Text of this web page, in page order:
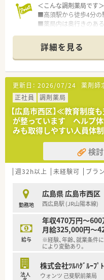
＜こんな調剤薬局です＞
■高須駅から徒歩4分の
■薬局内は奥行きのある
■18時まで勤務可能な
週20時間以上で社会
※配属店舗は選考次第
＜業務内容＞
■内科の処方箋がメイ
■処方箋は1日30枚程度
＜法人特徴＞
■広島県を中心に医療
る企業です。
■医療ビルで複数科目
アップを行える環境が
■在宅医療に関しても
法人全体で年間1万件
8～9日取得できている
トにメリハリをつけて
■全店舗の残業月平均
は繁忙期・閑散期によ
シフト体制を活用し、
となります。
■福利厚生も充実して
れている法人です。
■職場環境整備、設備
ット「DimeRoⅡ」や、
詳細を見る
更新日： 2026/07/24 薬剤師
正社員
調剤薬局
【広島市西区】≪教育制度
が整っています ヘルプ体
みも取得しやすい人員体
検
週32h以上 未経験可 ブラ
勤務地
広島県 広島市西区
西広島駅 (JR山陽本線)
給与
年収470万円～600
月給325,000円～
※経験、年齢、就業条件
により変動あり。
法人
株式会社ﾂﾙﾊｸﾞﾙｰﾌﾟ
ウォンツ 己斐駅前薬局